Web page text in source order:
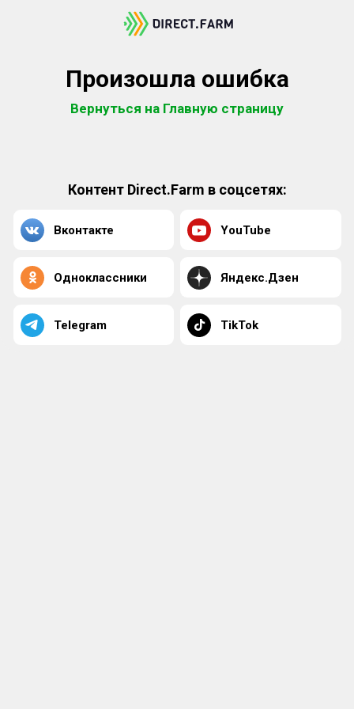
Произошла ошибка
Вернуться на Главную страницу
Контент Direct.Farm в соцсетях:
Вконтакте YouTube
Одноклассники Яндекс.Дзен
Telegram TikTok